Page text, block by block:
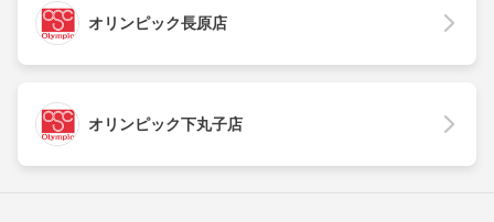
オリンピック長原店
オリンピック下丸子店